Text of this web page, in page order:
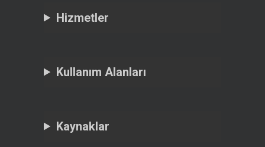
Hizmetler
Kullanım Alanları
Kaynaklar